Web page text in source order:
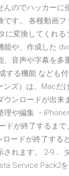
んのでハッカーに
です。 各種動画
に変換してくれる
能や、作成した
、音声や字幕を多
する機能 なども付
ンズ）は、Macだ
ウンロードが出来
理や編集 ・
ドが終了するま
ロードが終了する
されます。 2-9．
Service Pack2